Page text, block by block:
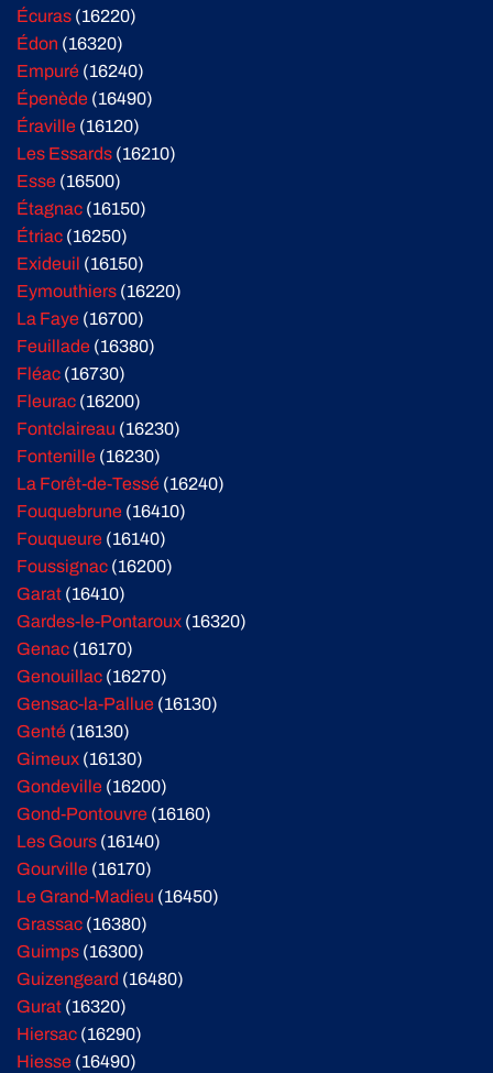
Écuras (16220)
Édon (16320)
Empuré (16240)
Épenède (16490)
Éraville (16120)
Les Essards (16210)
Esse (16500)
Étagnac (16150)
Étriac (16250)
Exideuil (16150)
Eymouthiers (16220)
La Faye (16700)
Feuillade (16380)
Fléac (16730)
Fleurac (16200)
Fontclaireau (16230)
Fontenille (16230)
La Forêt-de-Tessé (16240)
Fouquebrune (16410)
Fouqueure (16140)
Foussignac (16200)
Garat (16410)
Gardes-le-Pontaroux (16320)
Genac (16170)
Genouillac (16270)
Gensac-la-Pallue (16130)
Genté (16130)
Gimeux (16130)
Gondeville (16200)
Gond-Pontouvre (16160)
Les Gours (16140)
Gourville (16170)
Le Grand-Madieu (16450)
Grassac (16380)
Guimps (16300)
Guizengeard (16480)
Gurat (16320)
Hiersac (16290)
Hiesse (16490)